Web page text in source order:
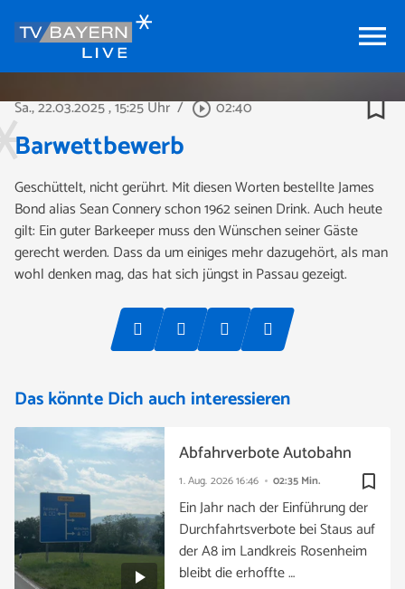
menu
Sa., 22.03.2025, 15:25 Uhr / play_circle_outline02:40 bookmark_border
Barwettbewerb
Geschüttelt, nicht gerührt. Mit diesen Worten bestellte James
Bond alias Sean Connery schon 1962 seinen Drink. Auch heute
gilt: Ein guter Barkeeper muss den Wünschen seiner Gäste
gerecht werden. Dass da um einiges mehr dazugehört, als man
wohl denken mag, das hat sich jüngst in Passau gezeigt.
Das könnte Dich auch interessieren
bookmark_border
1. Aug. 202616:46 02:35 Min.
Abfahrverbote Autobahn
Ein Jahr nach der Einführung der
Durchfahrtsverbote bei Staus auf
der A8 im Landkreis Rosenheim
bleibt die erhoffte …